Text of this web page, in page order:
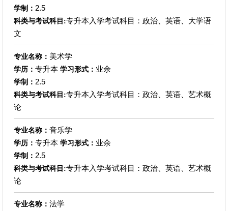
学制： 2.5
科类与考试科目:专升本入学考试科目：政治、英语、大学语
文
专业名称： 美术学
学历： 专升本 学习形式： 业余
学制： 2.5
科类与考试科目:专升本入学考试科目：政治、英语、艺术概
论
专业名称： 音乐学
学历： 专升本 学习形式： 业余
学制： 2.5
科类与考试科目:专升本入学考试科目：政治、英语、艺术概
论
专业名称： 法学